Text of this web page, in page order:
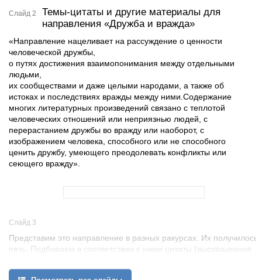
Слайд 2
Темы-цитаты и другие материалы для
направления «Дружба и вражда»
«Направление нацеливает на рассуждение о ценности
человеческой дружбы,
о путях достижения взаимопонимания между отдельными
людьми,
их сообществами и даже целыми народами, а также об
истоках и последствиях вражды между ними.Содержание
многих литературных произведений связано с теплотой
человеческих отношений или неприязнью людей, с
перерастанием дружбы во вражду или наоборот, с
изображением человека, способного или не способного
ценить дружбу, умеющего преодолевать конфликты или
сеющего вражду».
Слайд 3
Представим это направление в разных ракурсах. Их получилось
пять. Подбираем в соответствии с ними цитаты (высказывания
качестве названий тем сочинений, какие-то взять в качестве